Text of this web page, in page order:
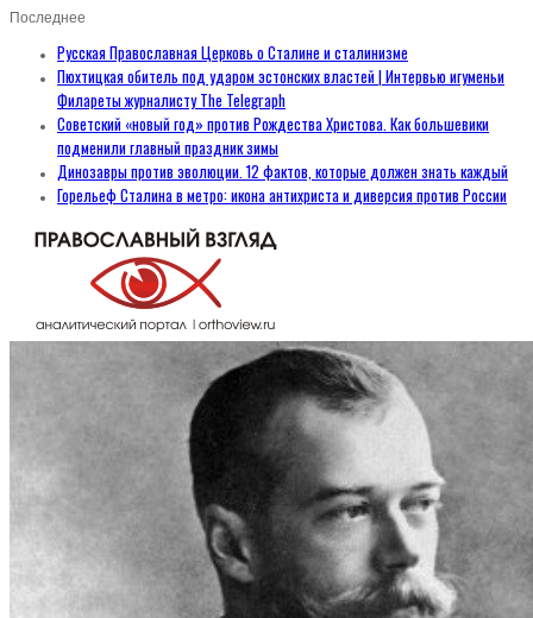
Последнее
Русская Православная Церковь о Сталине и сталинизме
Пюхтицкая обитель под ударом эстонских властей | Интервью игуменьи
Филареты журналисту The Telegraph
Советский «новый год» против Рождества Христова. Как большевики
подменили главный праздник зимы
Динозавры против эволюции. 12 фактов, которые должен знать каждый
Горельеф Сталина в метро: икона антихриста и диверсия против России